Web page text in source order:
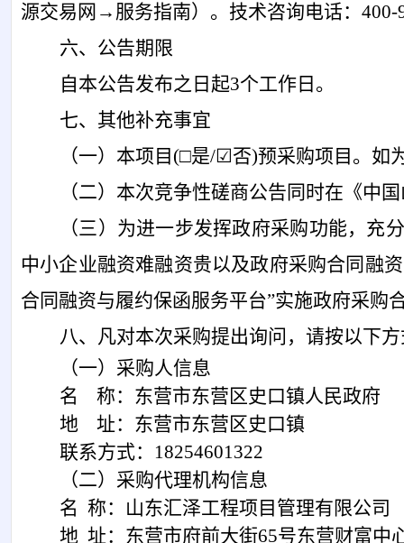
源交易网→服务指南）。技术咨询电话：400-
六、公告期限
自本公告发布之日起3个工作日。
七、其他补充事宜
（一） 本项目 (□是/☑否)预采购项目。如
（二）本次竞争性磋商公告同时在《中
（三）为进一步发挥政府采购功能，充
中小企业融资难融资贵以及政府采购合同融
合同融资与履约保函服务平台”实施政府采购
八、凡对本次采购提出询问，请按以下
（一）采购人信息
名
称：东营市东营区史口镇人民政府
地
址：东营市东营区史口镇
联系方式： 18254601322
（二） 采购代理机构信息
名 称：山东汇泽工程项目管理有限公司
地 址：东营市府前大街65号东营财富中